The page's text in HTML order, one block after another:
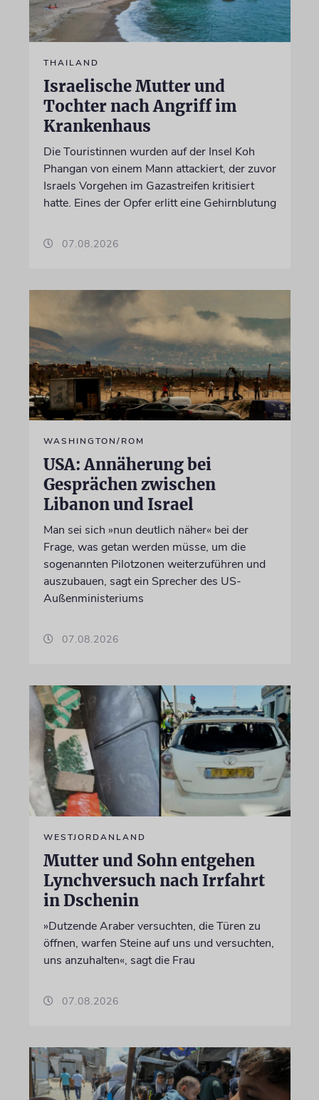
THAILAND
Israelische Mutter und
Tochter nach Angriff im
Krankenhaus
Die Touristinnen wurden auf der Insel Koh
Phangan von einem Mann attackiert, der zuvor
Israels Vorgehen im Gazastreifen kritisiert
hatte. Eines der Opfer erlitt eine Gehirnblutung
07.08.2026
WASHINGTON/ROM
USA: Annäherung bei
Gesprächen zwischen
Libanon und Israel
Man sei sich »nun deutlich näher« bei der
Frage, was getan werden müsse, um die
sogenannten Pilotzonen weiterzuführen und
auszubauen, sagt ein Sprecher des US-
Außenministeriums
07.08.2026
WESTJORDANLAND
Mutter und Sohn entgehen
Lynchversuch nach Irrfahrt
in Dschenin
»Dutzende Araber versuchten, die Türen zu
öffnen, warfen Steine auf uns und versuchten,
uns anzuhalten«, sagt die Frau
07.08.2026